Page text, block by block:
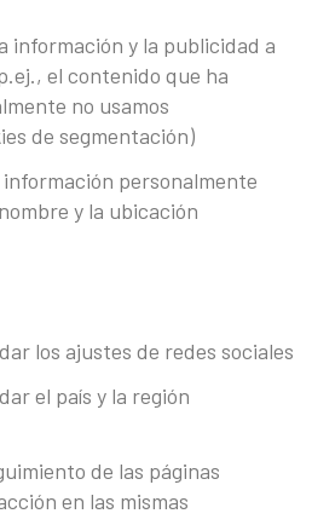
información y la publicidad a
el contenido que ha
no usamos
de segmentación)
personalmente
y la ubicación
los ajustes de redes sociales
el país y la región
de las páginas
en las mismas